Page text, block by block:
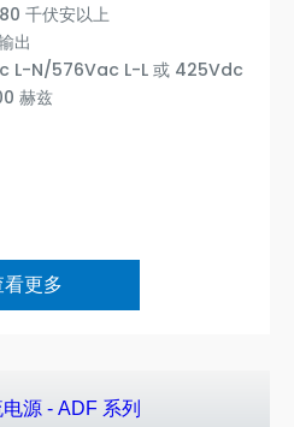
千伏安以上
出
L-N/576Vac L-L 或 425Vdc
赫兹
更多